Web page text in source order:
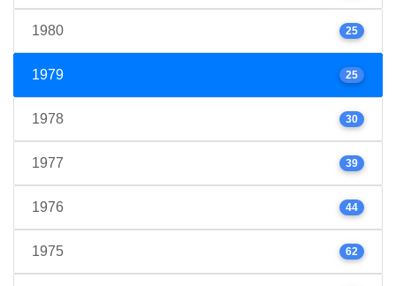
1980 25
1979 25
1978 30
1977 39
1976 44
1975 62